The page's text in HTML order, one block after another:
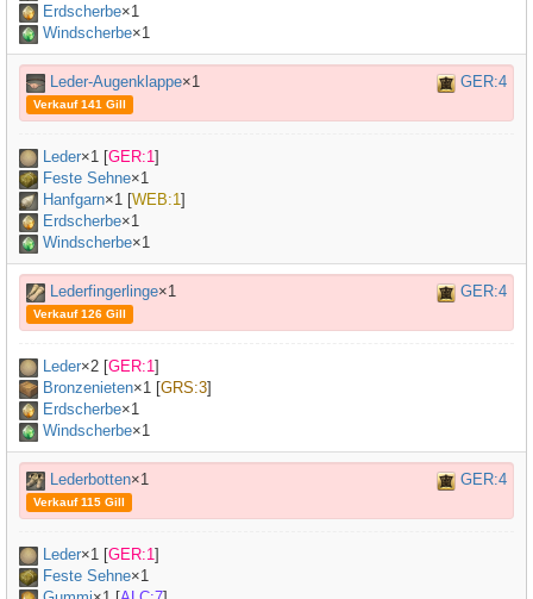
Erdscherbe×1
Windscherbe×1
Leder-Augenklappe×1 GER:4
Verkauf 141 Gill
Leder×1 [GER:1]
Feste Sehne×1
Hanfgarn×1 [WEB:1]
Erdscherbe×1
Windscherbe×1
Lederfingerlinge×1 GER:4
Verkauf 126 Gill
Leder×2 [GER:1]
Bronzenieten×1 [GRS:3]
Erdscherbe×1
Windscherbe×1
Lederbotten×1 GER:4
Verkauf 115 Gill
Leder×1 [GER:1]
Feste Sehne×1